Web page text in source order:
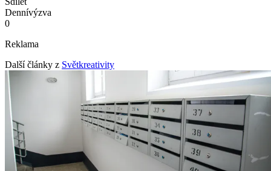
Dennívýzva
0
Reklama
Další články z Světkreativity